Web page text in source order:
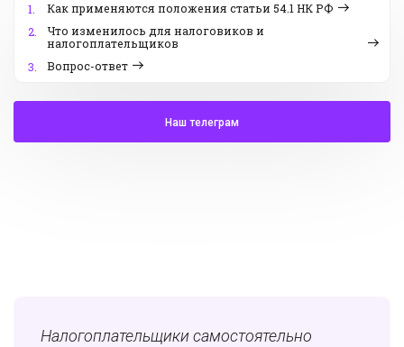
1.
Как применяются положения статьи 54.1 НК РФ
2.
Что изменилось для налоговиков и
налогоплательщиков
3.
Вопрос-ответ
Наш телеграм
Налогоплательщики самостоятельно